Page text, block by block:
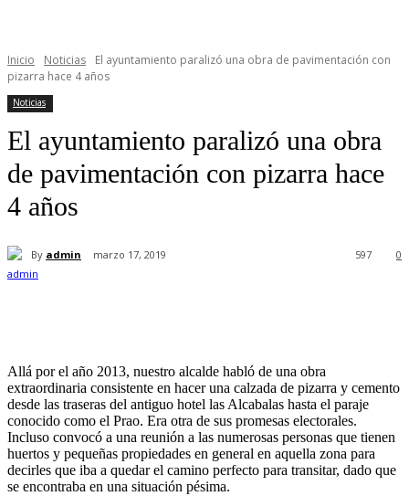
Inicio Noticias
El ayuntamiento paralizó una obra de pavimentación con
pizarra hace 4 años
Noticias
El ayuntamiento paralizó una obra
de pavimentación con pizarra hace
4 años
By admin marzo 17, 2019 0
597
Allá por el año 2013, nuestro alcalde habló de una obra
extraordinaria consistente en hacer una calzada de pizarra y cemento
desde las traseras del antiguo hotel las Alcabalas hasta el paraje
conocido como el Prao. Era otra de sus promesas electorales.
Incluso convocó a una reunión a las numerosas personas que tienen
huertos y pequeñas propiedades en general en aquella zona para
decirles que iba a quedar el camino perfecto para transitar, dado que
se encontraba en una situación pésima.